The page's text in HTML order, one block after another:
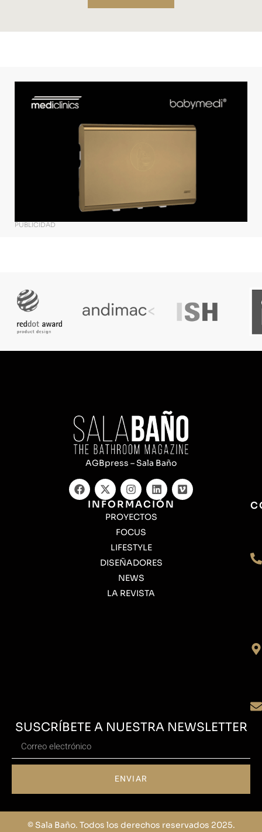
PUBLICIDAD
AGBpress – Sala Baño
INFORMACIÓN
PROYECTOS
FOCUS
LIFESTYLE
DISEÑADORES
NEWS
LA REVISTA
SUSCRÍBETE A NUESTRA NEWSLETTER
ENVIAR
© Sala Baño. Todos los derechos reservados 2025.